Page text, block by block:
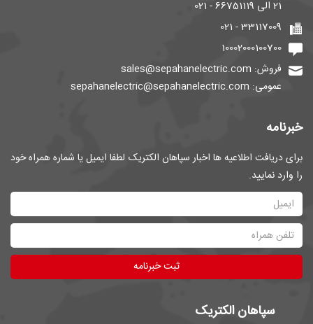
21 الی 66751119 - 021
33117009 - 021
10002000100700
فروش: sales@sepahanelectric.com
عمومی: sepahanelectric@sepahanelectric.com
خبرنامه
برای دریافت اطلاعیه ها اخبار سپاهان الکتریک لطفا ایمیل یا شماره همراه خود
را وارد نمایید.
ثبت خبرنامه
سپاهان الکتریک